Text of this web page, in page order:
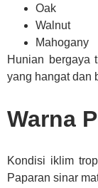
Oak
Walnut
Mahogany
Hunian bergaya
yang hangat dan
Warna
Kondisi iklim
Paparan sinar